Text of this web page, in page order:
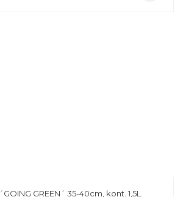
GREEN´ 35-40cm, kont. 1,5L